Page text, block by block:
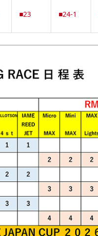
■23 ■24-1